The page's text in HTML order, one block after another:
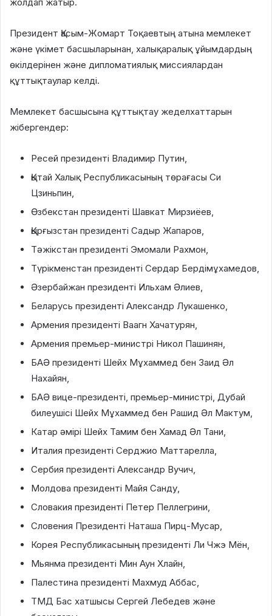
Президент Қасым-Жомарт Тоқаевтың атына мемлекет
және үкімет басшыларынан, халықаралық ұйымдардың
өкілдерінен және дипломатиялық миссиялардан
құттықтаулар келді.
Мемлекет басшысына құттықтау жеделхаттарын
жібергендер:
Ресей президенті Владимир Путин,
Қытай Халық Республикасының төрағасы Си
Цзиньпин,
Өзбекстан президенті Шавкат Мирзиёев,
Қырғызстан президенті Садыр Жапаров,
Тәжікстан президенті Эмомали Рахмон,
Түрікменстан президенті Сердар Бердімұхамедов,
Әзербайжан президенті Ильхам Әлиев,
Беларусь президенті Александр Лукашенко,
Армения президенті Ваагн Хачатурян,
Армения премьер-министрі Никол Пашинян,
БАӘ президенті Шейх Мұхаммед бен Заид Әл
Нахайян,
БАӘ вице-президенті, премьер-министрі, Дубай
билеушісі Шейх Мұхаммед бен Рашид Әл Мактум,
Катар әмірі Шейх Тамим бен Хамад Әл Тани,
Италия президенті Серджио Маттарелла,
Сербия президенті Александр Вучич,
Молдова президенті Майя Санду,
Словакия президенті Петер Пеллегрини,
Словения Президенті Наташа Пирц-Мусар,
Корея Республикасының президенті Ли Чжэ Мён,
Мьянма президенті Мин Аун Хлайн,
Палестина президенті Махмуд Аббас,
ТМД Бас хатшысы Сергей Лебедев және